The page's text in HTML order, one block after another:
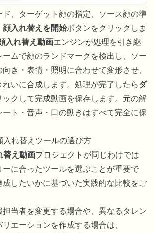
、ターゲット顔の指定、ソース顔の準
顔入れ替えを開始ボタンをクリックしま
入れ替え動画エンジンが処理を引き継
ムで顔のランドマークを検出し、ソー
き・表情・照明に合わせて変形させ、
いに合成します。処理が完了したらダ
ックして完成動画を保存します。元の解
ト・音声・口の動きはすべて完全に保
れ替えツールの選び方
替え動画プロジェクトが同じわけでは
に合ったツールを選ぶことが重要で
したいかに基づいた実践的な比較をご
当者を変更する場合や、異なるタレン
エーションを作成する場合は、